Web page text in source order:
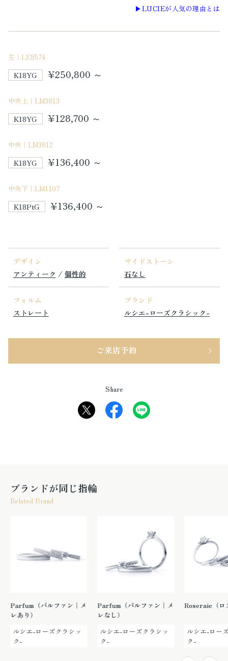
▶︎LUCIEが人気の理由とは
左｜LE8574
K18YG ¥250,800 ～
中央上｜LM3813
K18YG ¥128,700 ～
中央｜LM3812
K18YG ¥136,400 ～
中央下｜LM1107
K18PtG ¥136,400 ～
デザイン
アンティーク / 個性的
サイドストーン
石なし
フォルム
ストレート
ブランド
ルシエ-ローズクラシック-
ご来店予約
Share
ブランドが同じ指輪
Related Brand
Parfum（パルファン｜メ
レあり）
ルシエ-ローズクラシッ
ク-
Parfum（パルファン｜メ
レなし）
ルシエ-ローズクラシッ
ク-
Roseraie（ロ
ルシエ-ロー
ク-